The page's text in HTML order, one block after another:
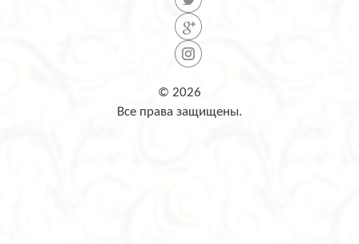
© 2026
Все права защищены.